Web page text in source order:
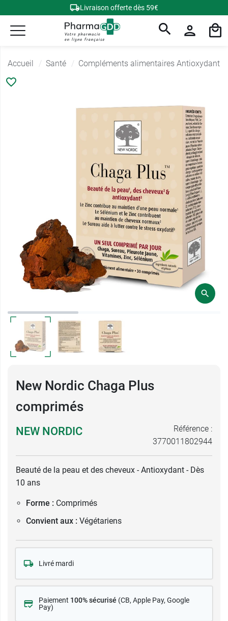
Livraison offerte dès 59€
Accueil Santé Compléments alimentaires Antioxydant
New Nordic Chaga Plus
comprimés
NEW NORDIC
Référence :
3770011802944
Beauté de la peau et des cheveux - Antioxydant - Dès
10 ans
Forme : Comprimés
Convient aux : Végétariens
Livré mardi
Paiement 100% sécurisé (CB, Apple Pay, Google
Pay)